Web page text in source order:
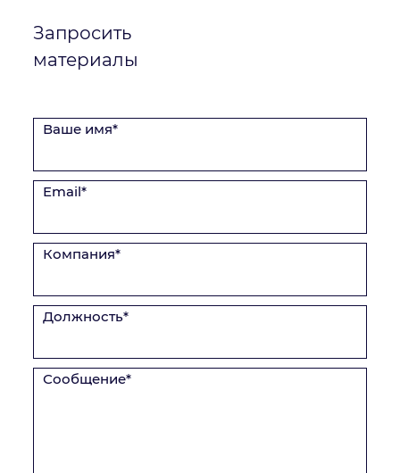
Запросить
материалы
Ваше имя*
Email*
Компания*
Должность*
Сообщение*